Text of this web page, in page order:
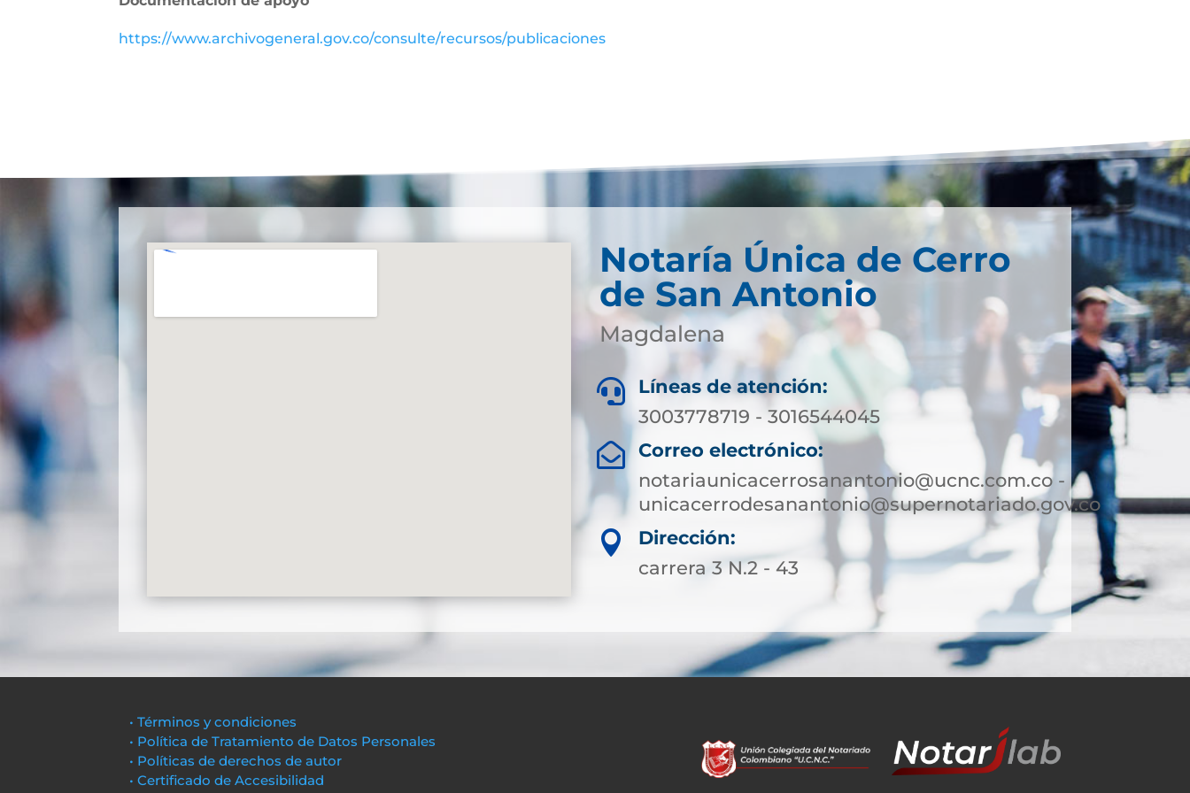
https://www.archivogeneral.gov.co/consulte/recursos/publicaciones
Notaría Única de Cerro
de San Antonio
Magdalena

Líneas de atención:
3003778719 - 3016544045

Correo electrónico:
notariaunicacerrosanantonio@ucnc.com.co -
unicacerrodesanantonio@supernotariado.gov.co

Dirección:
carrera 3 N.2 - 43
• Términos y condiciones
• Política de Tratamiento de Datos Personales
• Políticas de derechos de autor
• Certificado de Accesibilidad